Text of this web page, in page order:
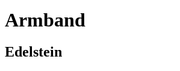
Armband
Edelstein